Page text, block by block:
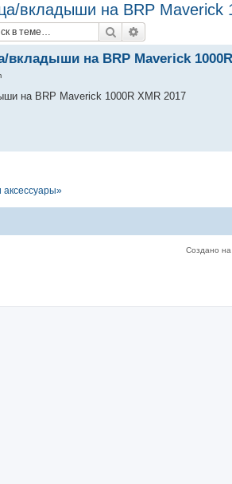
вкладыши на BRP Maverick
Поиск
вкладыши на BRP Maverick
на BRP Maverick 1000R XMR 2017
аксессуары»
Создано на